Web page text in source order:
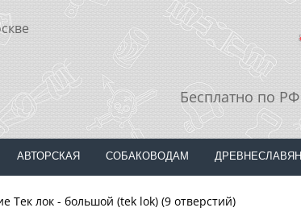
Бесплатно по
АВТОРСКАЯ СОБАКОВОДАМ
Тек лок - большой (tek lok) (9 отверстий)